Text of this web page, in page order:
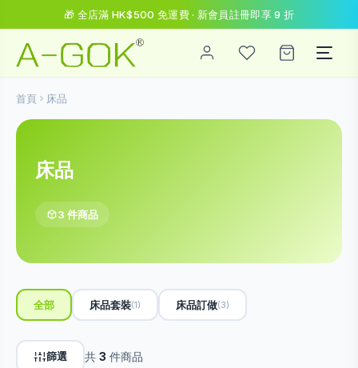
🎁 全店滿 HK$500 免運費 · 新會員註冊即享 9 折
首頁 床品
床品
3 件商品
全部 床品套裝(1) 床品訂做(3)
篩選 共 3 件商品